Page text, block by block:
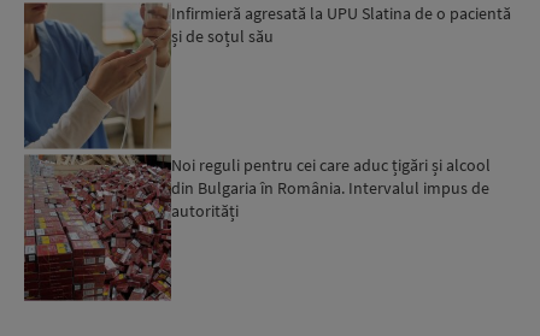
Infirmieră agresată la UPU Slatina de o pacientă
și de soțul său
Noi reguli pentru cei care aduc țigări și alcool
din Bulgaria în România. Intervalul impus de
autorități